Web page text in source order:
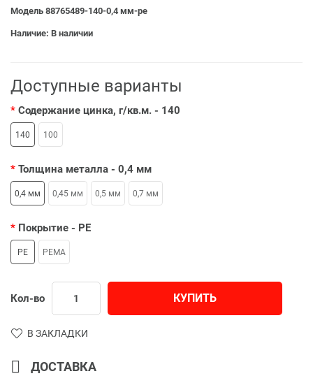
Модель 88765489-140-0,4 мм-pe
Наличие: В наличии
Доступные варианты
Содержание цинка, г/кв.м. - 140
140 100
Толщина металла - 0,4 мм
0,4 мм 0,45 мм 0,5 мм 0,7 мм
Покрытие - PE
PE PEMA
Кол-во КУПИТЬ
В ЗАКЛАДКИ
ДОСТАВКА